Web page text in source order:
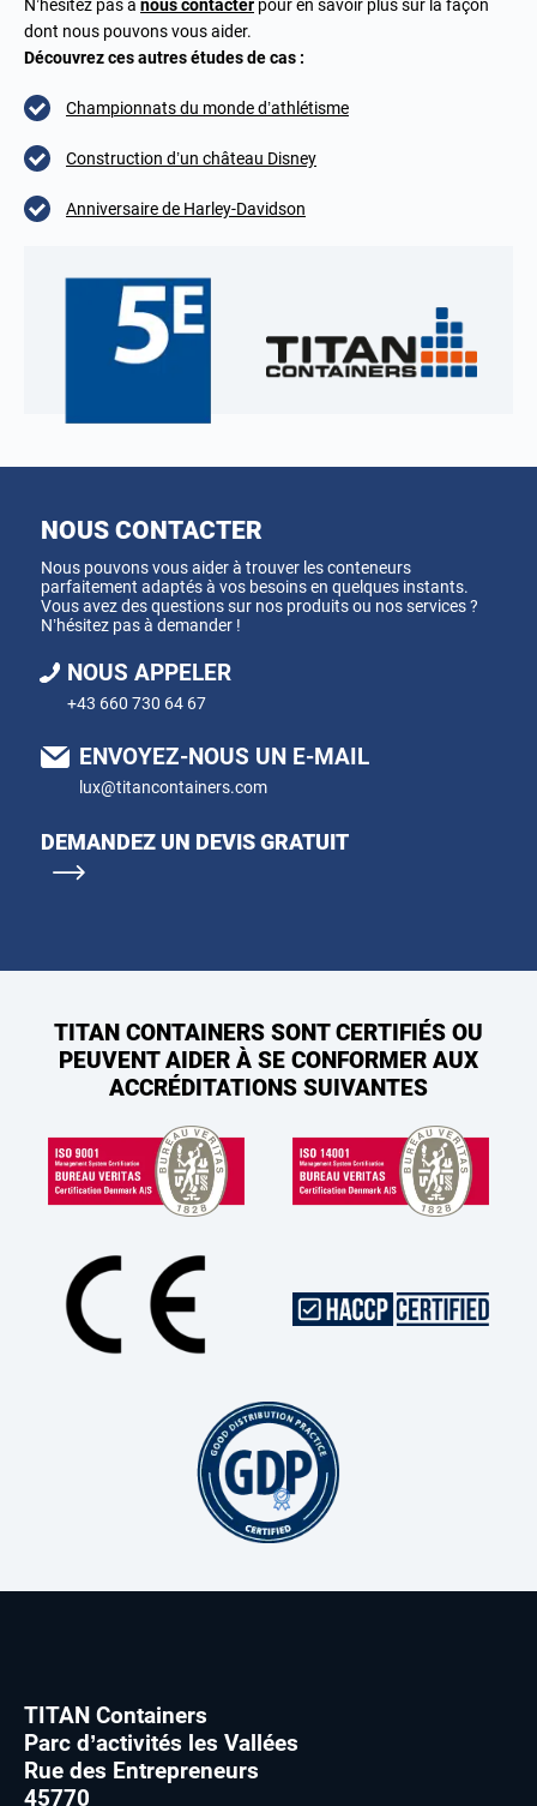
N’hésitez pas à nous contacter pour en savoir plus sur la façon
dont nous pouvons vous aider.
Découvrez ces autres études de cas :
Championnats du monde d’athlétisme
Construction d’un château Disney
Anniversaire de Harley-Davidson
NOUS CONTACTER
Nous pouvons vous aider à trouver les conteneurs
parfaitement adaptés à vos besoins en quelques instants.
Vous avez des questions sur nos produits ou nos services ?
N’hésitez pas à demander !
NOUS APPELER
+43 660 730 64 67
ENVOYEZ-NOUS UN E-MAIL
lux@titancontainers.com
DEMANDEZ UN DEVIS GRATUIT
TITAN CONTAINERS SONT CERTIFIÉS OU
PEUVENT AIDER À SE CONFORMER AUX
ACCRÉDITATIONS SUIVANTES
TITAN Containers
Parc d’activités les Vallées
Rue des Entrepreneurs
45770